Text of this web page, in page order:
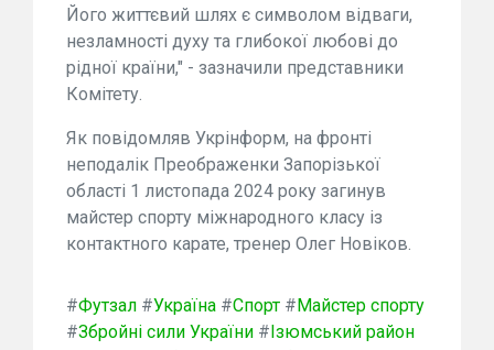
Його життєвий шлях є символом відваги,
незламності духу та глибокої любові до
рідної країни," - зазначили представники
Комітету.
Як повідомляв Укрінформ, на фронті
неподалік Преображенки Запорізької
області 1 листопада 2024 року загинув
майстер спорту міжнародного класу із
контактного карате, тренер Олег Новіков.
#Футзал #Україна #Спорт # Майстер спорту
#Збройні сили України # Ізюмський район